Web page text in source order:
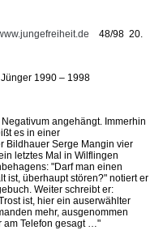
48/98 20.
1990 – 1998
angehängt. Immerhin
es in einer
Bildhauer Serge Mangin vier
letztes Mal in Wilflingen
"Darf man einen
ist, überhaupt stören?" notiert er
Weiter schreibt er:
ist, hier ein auserwählter
mehr, ausgenommen
am Telefon gesagt …"